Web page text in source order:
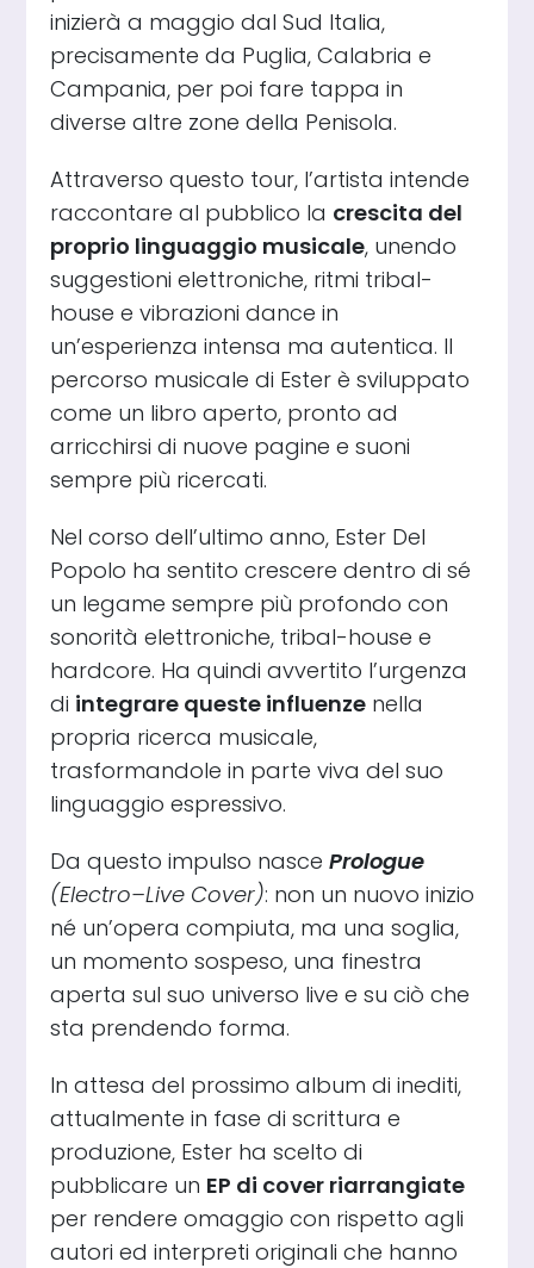
inizierà a maggio dal Sud Italia,
precisamente da Puglia, Calabria e
Campania, per poi fare tappa in
diverse altre zone della Penisola.
Attraverso questo tour, l’artista intende
raccontare al pubblico la crescita del
proprio linguaggio musicale, unendo
suggestioni elettroniche, ritmi tribal-
house e vibrazioni dance in
un’esperienza intensa ma autentica. Il
percorso musicale di Ester è sviluppato
come un libro aperto, pronto ad
arricchirsi di nuove pagine e suoni
sempre più ricercati.
Nel corso dell’ultimo anno, Ester Del
Popolo ha sentito crescere dentro di sé
un legame sempre più profondo con
sonorità elettroniche, tribal-house e
hardcore. Ha quindi avvertito l’urgenza
di integrare queste influenze nella
propria ricerca musicale,
trasformandole in parte viva del suo
linguaggio espressivo.
Da questo impulso nascePrologue
(Electro–Live Cover): non un nuovo inizio
né un’opera compiuta, ma una soglia,
un momento sospeso, una finestra
aperta sul suo universo live e su ciò che
sta prendendo forma.
In attesa del prossimo album di inediti,
attualmente in fase di scrittura e
produzione, Ester ha scelto di
pubblicare un EP di cover riarrangiate
per rendere omaggio con rispetto agli
autori ed interpreti originali che hanno